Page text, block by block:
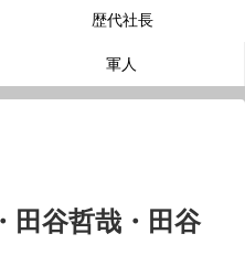
歴代社長
軍人
田谷哲哉・田谷